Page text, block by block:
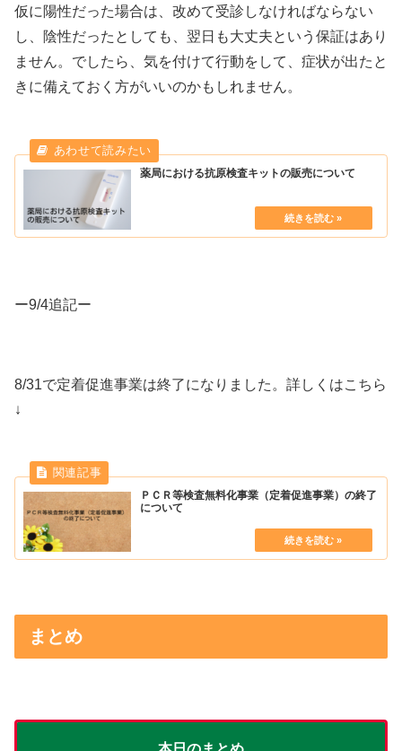
仮に陽性だった場合は、改めて受診しなければならない
し、陰性だったとしても、翌日も大丈夫という保証はあり
ません。でしたら、気を付けて行動をして、症状が出たと
きに備えておく方がいいのかもしれません。
薬局における抗原検査キットの販売について
ー9/4追記ー
8/31で定着促進事業は終了になりました。詳しくはこちら
↓
ＰＣＲ等検査無料化事業（定着促進事業）の終了
について
まとめ